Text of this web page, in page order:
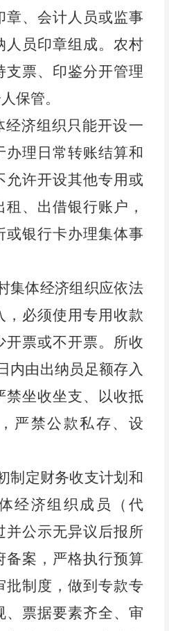
章、 会计人员或监事
员印章组成。 农村
支票、印鉴分开管理
保管。
经济组织只能开设一
办理日常转账结算和
允许开设其他专用或
租、出借银行账户 ，
或银行卡办理集体事
集体经济组织应依法
，必须使用专用收款
开票或不开票。所收
内由出纳员 足额存入
禁坐收坐支、以收抵
严禁公款私存、设
制定财务收支计划和
经济组织成员（代
并公示无异议后报所
备案，严格执行预算
批制度，做到专款专
、票据要素齐全、审